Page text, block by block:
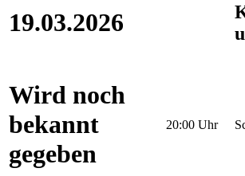
19.03.2026
Wird noch
bekannt
gegeben
20:00 Uhr